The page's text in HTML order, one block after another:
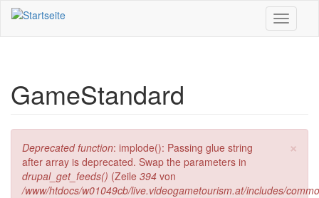
Direkt zum Inhalt
Toggle
GameStandard
×
Fehlermeldung
Deprecated function: implode(): Passing glue string
after array is deprecated. Swap the parameters in
drupal_get_feeds() (Zeile 394 von
/www/htdocs/w01049cb/live.videogametourism.at/includes/